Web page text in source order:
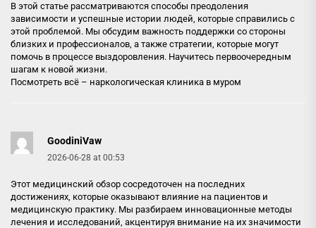
В этой статье рассматриваются способы преодоления
зависимости и успешные истории людей, которые справились с
этой проблемой. Мы обсудим важность поддержки со стороны
близких и профессионалов, а также стратегии, которые могут
помочь в процессе выздоровления. Научитесь первоочередным
шагам к новой жизни.
Посмотреть всё – наркологическая клиника в муром
GoodiniVaw
2026-06-28 at 00:53
Этот медицинский обзор сосредоточен на последних
достижениях, которые оказывают влияние на пациентов и
медицинскую практику. Мы разбираем инновационные методы
лечения и исследований, акцентируя внимание на их значимости